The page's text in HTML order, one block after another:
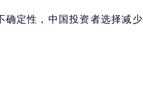
确定性，中国投资者选择减少